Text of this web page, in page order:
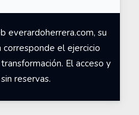
everardoherrera.com, su
el ejercicio
El acceso y
reservas.